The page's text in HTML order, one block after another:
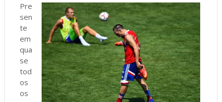
Pre
sen
te
em
qua
se
tod
os
os